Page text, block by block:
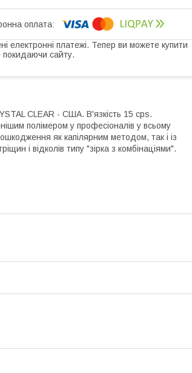
електронні платежі. Тепер ви можете купити
покидаючи сайту.
CLEAR - США. В'язкість 15 cps.
полімером у професіоналів у всьому
як капілярним методом, так і із
і відколів типу "зірка з комбінаціями".